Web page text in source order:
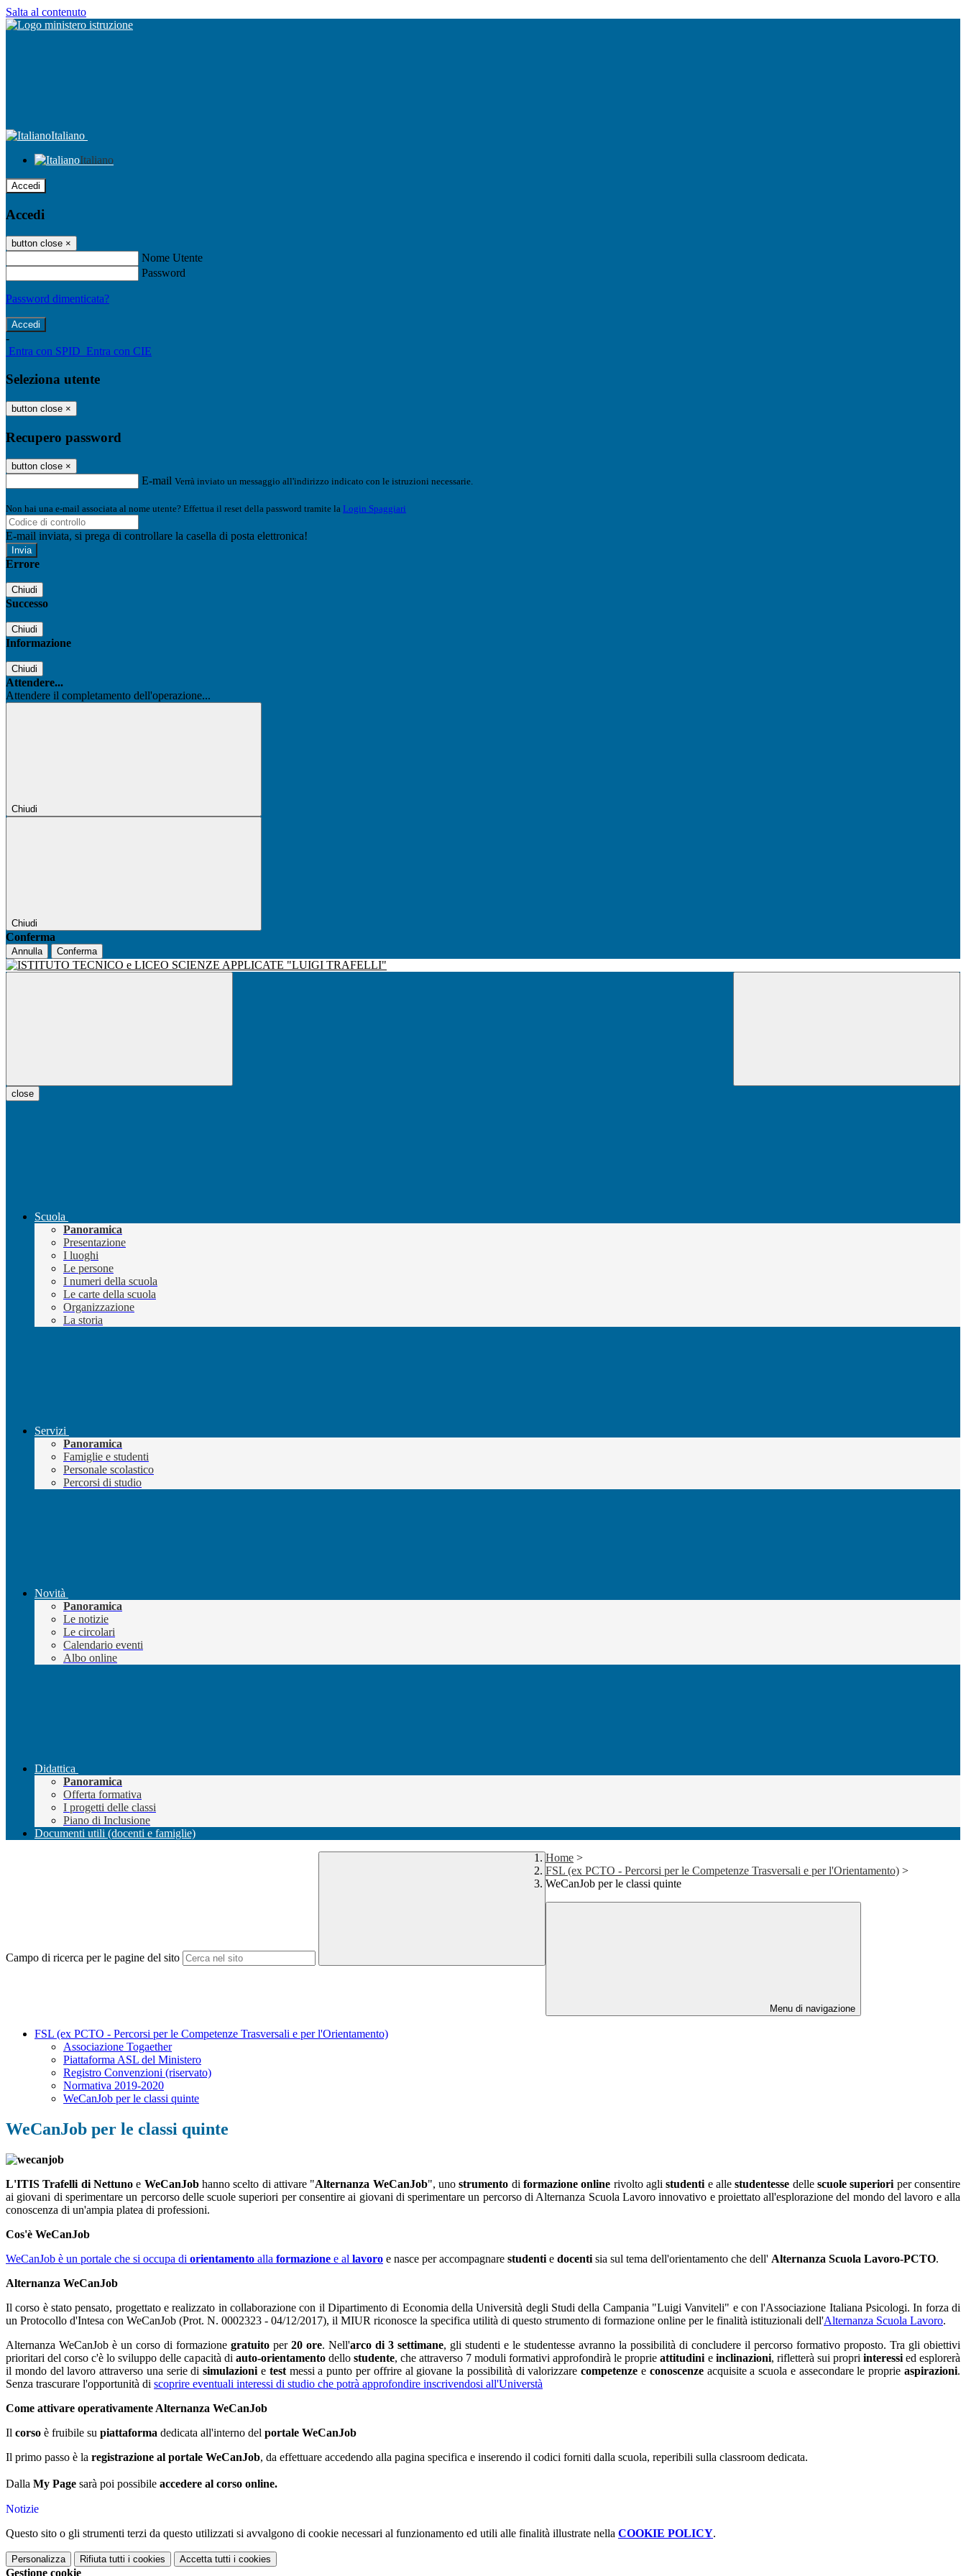
Salta al contenuto
Italiano
Italiano
Accedi
Accedi
button close ×
Nome Utente
Password
Password dimenticata?
-
Entra con SPID Entra con CIE
Seleziona utente
button close ×
Recupero password
button close ×
E-mail Verrà inviato un messaggio all'indirizzo indicato con le istruzioni necessarie.
Non hai una e-mail associata al nome utente? Effettua il reset della password tramite la Login Spaggiari
E-mail inviata, si prega di controllare la casella di posta elettronica!
Errore
Chiudi
Successo
Chiudi
Informazione
Chiudi
Attendere...
Attendere il completamento dell'operazione...
Chiudi
Chiudi
Conferma
Annulla Conferma
close
Scuola
Panoramica
Presentazione
I luoghi
Le persone
I numeri della scuola
Le carte della scuola
Organizzazione
La storia
Servizi
Panoramica
Famiglie e studenti
Personale scolastico
Percorsi di studio
Novità
Panoramica
Le notizie
Le circolari
Calendario eventi
Albo online
Didattica
Panoramica
Offerta formativa
I progetti delle classi
Piano di Inclusione
Documenti utili (docenti e famiglie)
Campo di ricerca per le pagine del sito
Home >
FSL (ex PCTO - Percorsi per le Competenze Trasversali e per l'Orientamento) >
WeCanJob per le classi quinte
Menu di navigazione
FSL (ex PCTO - Percorsi per le Competenze Trasversali e per l'Orientamento)
Associazione Togaether
Piattaforma ASL del Ministero
Registro Convenzioni (riservato)
Normativa 2019-2020
WeCanJob per le classi quinte
WeCanJob per le classi quinte
L'ITIS Trafelli di Nettuno e WeCanJobhanno scelto di attivare "Alternanza WeCanJob", unostrumento diformazione online rivolto aglistudenti e allestudentesse dellescuole superiori per consentire
ai giovani di sperimentare un percorso delle scuole superiori per consentire ai giovani di sperimentare un percorso di Alternanza Scuola Lavoro innovativo e proiettato all'esplorazione del mondo del lavoro e alla
conoscenza di un'ampia platea di professioni.
Cos'è WeCanJob
WeCanJob è un portale che si occupa di orientamento alla formazione e al lavoro e nasce per accompagnare studenti e docenti sia sul tema dell'orientamento che dell' Alternanza Scuola Lavoro-PCTO.
Alternanza WeCanJob
Il corso è stato pensato, progettato e realizzato in collaborazione con il Dipartimento di Economia della Università degli Studi della Campania "Luigi Vanviteli" e con l'Associazione Italiana Psicologi. In forza di
un Protocollo d'Intesa con WeCanJob (Prot. N. 0002323 - 04/12/2017), il MIUR riconosce la specifica utilità di questo strumento di formazione online per le finalità istituzionali dell'Alternanza Scuola Lavoro.
Alternanza WeCanJob è un corso di formazione gratuito per 20 ore. Nell'arco di 3 settimane, gli studenti e le studentesse avranno la possibilità di concludere il percorso formativo proposto. Tra gli obiettivi
prioritari del corso c'è lo sviluppo delle capacità di auto-orientamentodello studente, che attraverso 7 moduli formativi approfondirà le proprie attitudini einclinazioni, rifletterà sui propri interessied esplorerà
il mondo del lavoro attraverso una serie disimulazioni e testmessi a punto per offrire al giovane la possibilità di valorizzarecompetenze e conoscenzeacquisite a scuola e assecondare le proprie aspirazioni.
Senza trascurare l'opportunità di scoprire eventuali interessi di studio che potrà approfondire inscrivendosi all'Universtà
Come attivare operativamente Alternanza WeCanJob
Il corso è fruibile su piattaforma dedicata all'interno del portale WeCanJob
Il primo passo è la registrazione al portale WeCanJob, da effettuare accedendo alla pagina specifica e inserendo il codici forniti dalla scuola, reperibili sulla classroom dedicata.
Dalla My Page sarà poi possibile accedere al corso online.
Notizie
Questo sito o gli strumenti terzi da questo utilizzati si avvalgono di cookie necessari al funzionamento ed utili alle finalità illustrate nella COOKIE POLICY.
Personalizza Rifiuta tutti i cookies Accetta tutti i cookies
Gestione cookie